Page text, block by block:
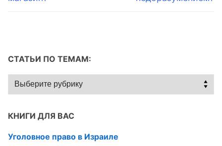
СТАТЬИ ПО ТЕМАМ:
Статьи
по
КНИГИ ДЛЯ ВАС
Уголовное право в Израиле